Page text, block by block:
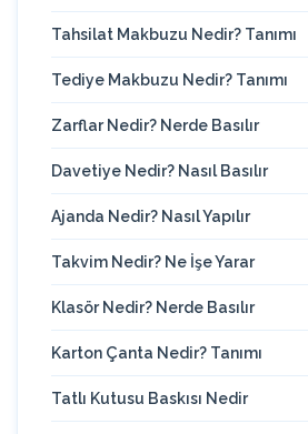
Tahsilat Makbuzu Nedir? Tanımı
Tediye Makbuzu Nedir? Tanımı
Zarflar Nedir? Nerde Basılır
Davetiye Nedir? Nasıl Basılır
Ajanda Nedir? Nasıl Yapılır
Takvim Nedir? Ne İşe Yarar
Klasör Nedir? Nerde Basılır
Karton Çanta Nedir? Tanımı
Tatlı Kutusu Baskısı Nedir